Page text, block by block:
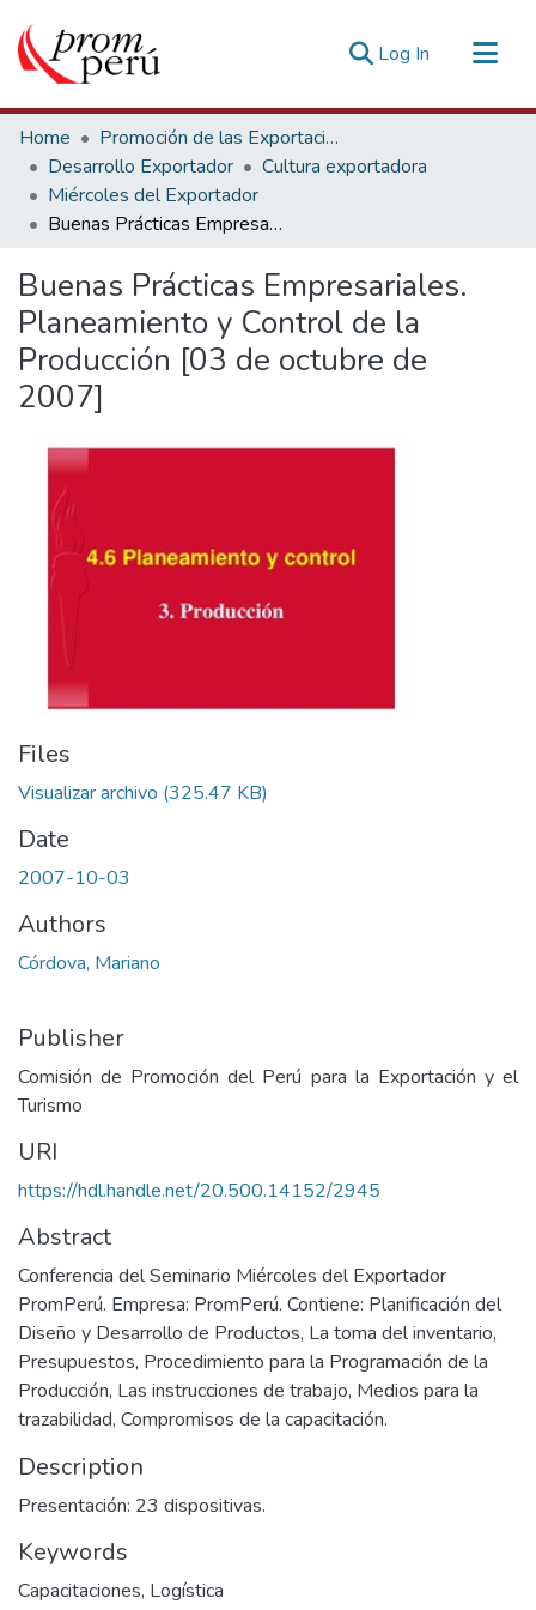
Log In (current)
Communities & Collections
All of DSpace
Statistics
Estadísticas Externas
Home
Promoción de las Exportaciones
Desarrollo Exportador
Cultura exportadora
Miércoles del Exportador
Buenas Prácticas Empresariales. Planeamiento y Control de la Producción [03 de octubre de 2007]
Buenas Prácticas Empresariales.
Planeamiento y Control de la
Producción [03 de octubre de
2007]
Files
Visualizar archivo (325.47 KB)
Date
2007-10-03
Authors
Córdova, Mariano
Publisher
Comisión de Promoción del Perú para la Exportación y el
Turismo
URI
https://hdl.handle.net/20.500.14152/2945
Abstract
Conferencia del Seminario Miércoles del Exportador
PromPerú. Empresa: PromPerú. Contiene: Planificación del
Diseño y Desarrollo de Productos, La toma del inventario,
Presupuestos, Procedimiento para la Programación de la
Producción, Las instrucciones de trabajo, Medios para la
trazabilidad, Compromisos de la capacitación.
Description
Presentación: 23 dispositivas.
Keywords
Capacitaciones, Logística